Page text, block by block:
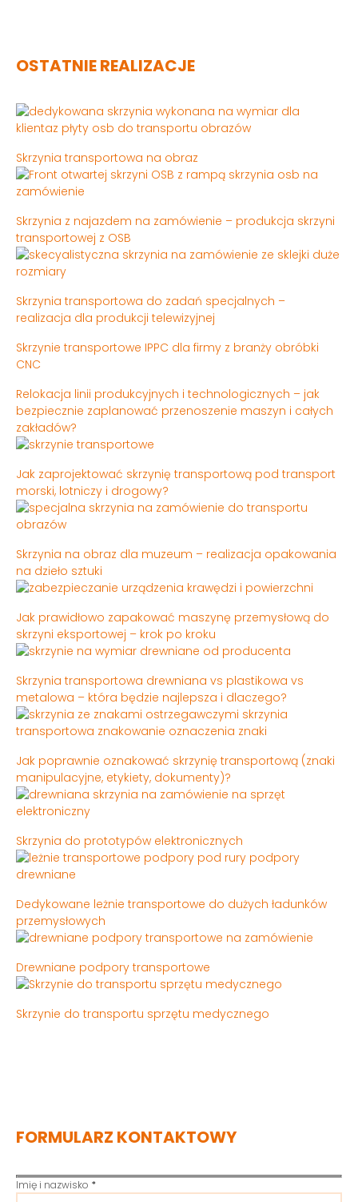
OSTATNIE REALIZACJE
Skrzynia transportowa na obraz
Skrzynia z najazdem na zamówienie – produkcja skrzyni
transportowej z OSB
Skrzynia transportowa do zadań specjalnych –
realizacja dla produkcji telewizyjnej
Skrzynie transportowe IPPC dla firmy z branży obróbki
CNC
Relokacja linii produkcyjnych i technologicznych – jak
bezpiecznie zaplanować przenoszenie maszyn i całych
zakładów?
Jak zaprojektować skrzynię transportową pod transport
morski, lotniczy i drogowy?
Skrzynia na obraz dla muzeum – realizacja opakowania
na dzieło sztuki
Jak prawidłowo zapakować maszynę przemysłową do
skrzyni eksportowej – krok po kroku
Skrzynia transportowa drewniana vs plastikowa vs
metalowa – która będzie najlepsza i dlaczego?
Jak poprawnie oznakować skrzynię transportową (znaki
manipulacyjne, etykiety, dokumenty)?
Skrzynia do prototypów elektronicznych
Dedykowane leżnie transportowe do dużych ładunków
przemysłowych
Drewniane podpory transportowe
Skrzynie do transportu sprzętu medycznego
FORMULARZ KONTAKTOWY
Imię i nazwisko *